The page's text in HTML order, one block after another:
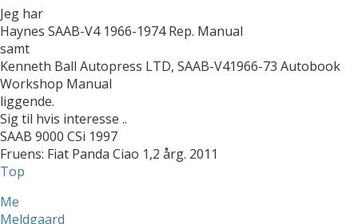
Jeg har
Haynes SAAB-V4 1966-1974 Rep. Manual
samt
Kenneth Ball Autopress LTD, SAAB-V41966-73 Autobook
Workshop Manual
liggende.
Sig til hvis interesse ..
SAAB 9000 CSi 1997
Fruens: Fiat Panda Ciao 1,2 årg. 2011
Top
Me
Meldgaard